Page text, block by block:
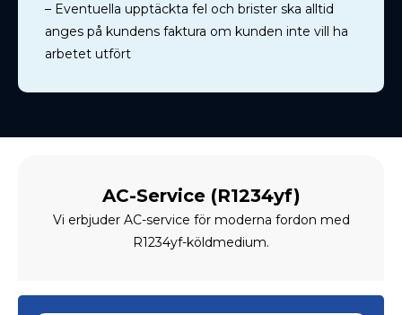
– Eventuella upptäckta fel och brister ska alltid
anges på kundens faktura om kunden inte vill ha
arbetet utfört
AC-Service (R1234yf)
Vi erbjuder AC-service för moderna fordon med
R1234yf-köldmedium.